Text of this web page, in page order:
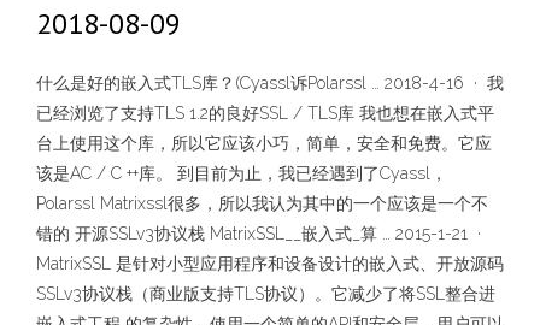
2018-08-09
什么是好的嵌入式TLS库？(Cyassl诉Polarssl … 2018-4-16 · 我
已经浏览了支持TLS 1.2的良好SSL / TLS库 我也想在嵌入式平
台上使用这个库，所以它应该小巧，简单，安全和免费。它应
该是AC / C ++库。 到目前为止，我已经遇到了Cyassl，
Polarssl Matrixssl很多，所以我认为其中的一个应该是一个不
错的 开源SSLv3协议栈 MatrixSSL__嵌入式_算 … 2015-1-21 ·
MatrixSSL 是针对小型应用程序和设备设计的嵌入式、开放源码
SSLv3协议栈（商业版支持TLS协议）。它减少了将SSL整合进